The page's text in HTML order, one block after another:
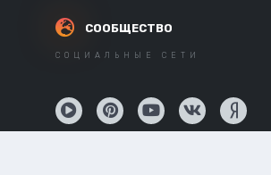
СООБЩЕСТВО
СОЦИАЛЬНЫЕ СЕТИ